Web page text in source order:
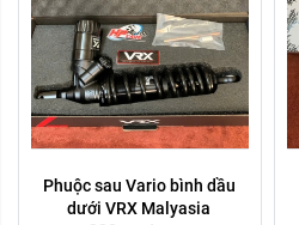
Phuộc sau Vario bình dầu
dưới VRX Malyasia